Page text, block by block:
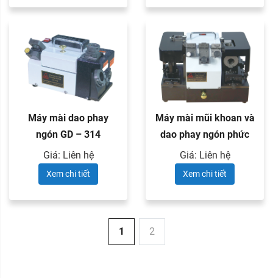
Máy mài dao phay
ngón GD – 314
Giá: Liên hệ
Xem chi tiết
Máy mài mũi khoan và
dao phay ngón phức
...
Giá: Liên hệ
Xem chi tiết
1 2